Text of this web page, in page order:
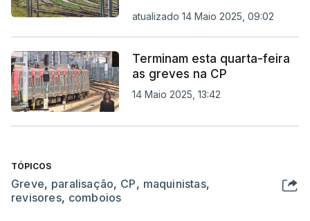
atualizado 14 Maio 2025, 09:02
Terminam esta quarta-feira
as greves na CP
14 Maio 2025, 13:42
TÓPICOS
Greve, paralisação, CP, maquinistas,
revisores, comboios